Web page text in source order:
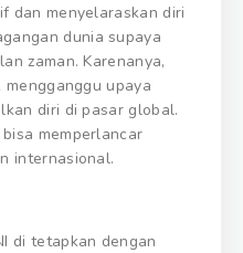
dan menyelaraskan diri
dunia supaya
zaman. Karenanya,
upaya
diri di pasar global.
memperlancar
internasional.
di tetapkan dengan